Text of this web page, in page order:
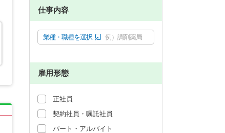
仕事内容
業種・職種を選択 例）調剤薬局
雇用形態
正社員
契約社員・嘱託社員
パート・アルバイト